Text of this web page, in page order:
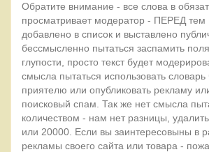
Обратите внимание - все слова в
просматривает модератор - ПЕРЕД тем
добавлено в список и выставлено
бессмысленно пытаться заспамить
глупости, просто текст будет
смысла пытаться использовать словарь
приятелю или опубликовать рекламу
поисковый спам. Так же нет смысла
количеством - нам нет разницы,
или 20000. Если вы заинтересовыны в
рекламы своего сайта или товара -